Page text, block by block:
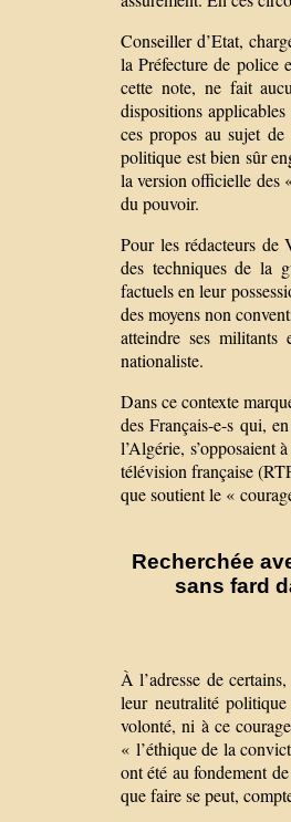
Conseiller d’Etat,
la Préfecture de police
cette note, ne fait
dispositions
ces propos au sujet
politique est bien sûr
la version officielle des
du pouvoir.
Pour les rédacteurs de
des techniques de la
factuels en leur
des moyens non
atteindre ses militants
nationaliste.
Dans ce contexte
des Français-e-s qui,
l’Algérie,
télévision française
que soutient le «
Recherchée
sans fard
À l’adresse de
leur neutralité politique
volonté, ni à ce
« l’éthique de la
ont été au fondement
que faire se peut,